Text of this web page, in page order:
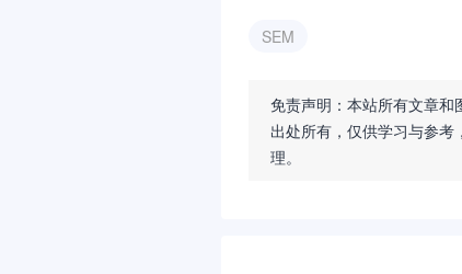
SEM
免责声明：本站所有文章
出处所有，仅供学习与参
理。